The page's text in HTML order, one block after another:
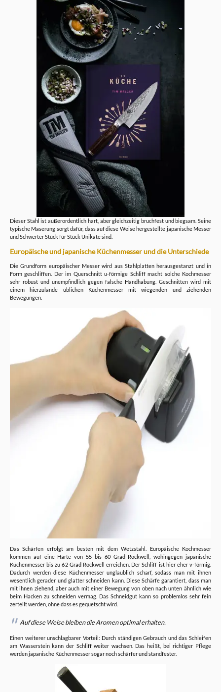
Dieser Stahl ist außerordentlich hart, aber gleichzeitig bruchfest und biegsam. Seine
typische Maserung sorgt dafür, dass auf diese Weise hergestellte japanische Messer
und Schwerter Stück für Stück Unikate sind.
Europäische und japanische Küchenmesser und die Unterschiede
Die Grundform europäischer Messer wird aus Stahlplatten herausgestanzt und in
Form geschliffen. Der im Querschnitt u-förmige Schliff macht solche Kochmesser
sehr robust und unempfindlich gegen falsche Handhabung. Geschnitten wird mit
einem hierzulande üblichen Küchenmesser mit wiegenden und ziehenden
Bewegungen.
Das Schärfen erfolgt am besten mit dem Wetzstahl. Europäische Kochmesser
kommen auf eine Härte von 55 bis 60 Grad Rockwell, wohingegen japanische
Küchenmesser bis zu 62 Grad Rockwell erreichen. Der Schliff ist hier eher v-förmig.
Dadurch werden diese Küchenmesser unglaublich scharf, sodass man mit ihnen
wesentlich gerader und glatter schneiden kann. Diese Schärfe garantiert, dass man
mit ihnen ziehend, aber auch mit einer Bewegung von oben nach unten ähnlich wie
beim Hacken zu schneiden vermag. Das Schneidgut kann so problemlos sehr fein
zerteilt werden, ohne dass es gequetscht wird.
Auf diese Weise bleiben die Aromen optimal erhalten.
Einen weiterer unschlagbarer Vorteil: Durch ständigen Gebrauch und das Schleifen
am Wasserstein kann der Schliff weiter wachsen. Das heißt, bei richtiger Pflege
werden japanische Küchenmesser sogar noch schärfer und standfester.